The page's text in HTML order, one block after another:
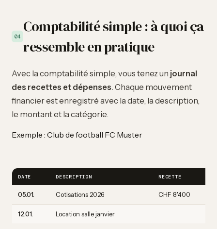
04
Comptabilité simple : à quoi ça
ressemble en pratique
Avec la comptabilité simple, vous tenez un journal
des recettes et dépenses. Chaque mouvement
financier est enregistré avec la date, la description,
le montant et la catégorie.
Exemple : Club de football FC Muster
DATE DESCRIPTION RECETTE
05.01. Cotisations 2026 CHF 8'400
12.01. Location salle janvier